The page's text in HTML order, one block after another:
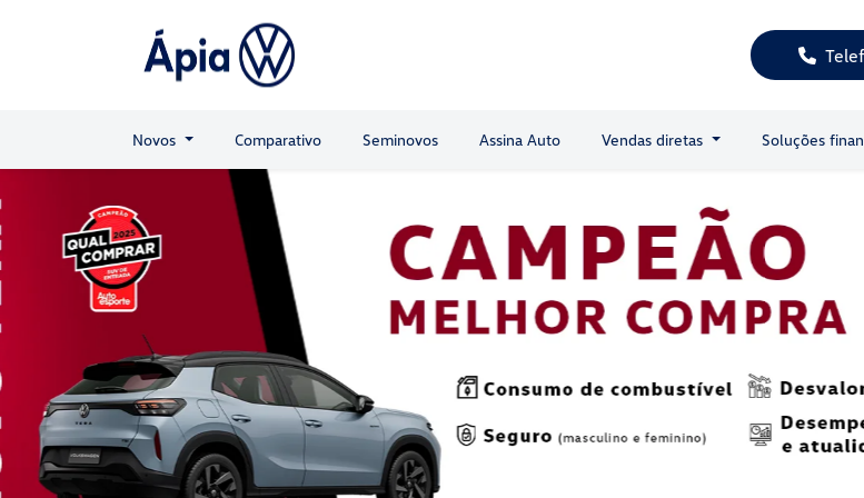
Novos Comparativo Seminovos Assina Auto Vendas diretas Soluções